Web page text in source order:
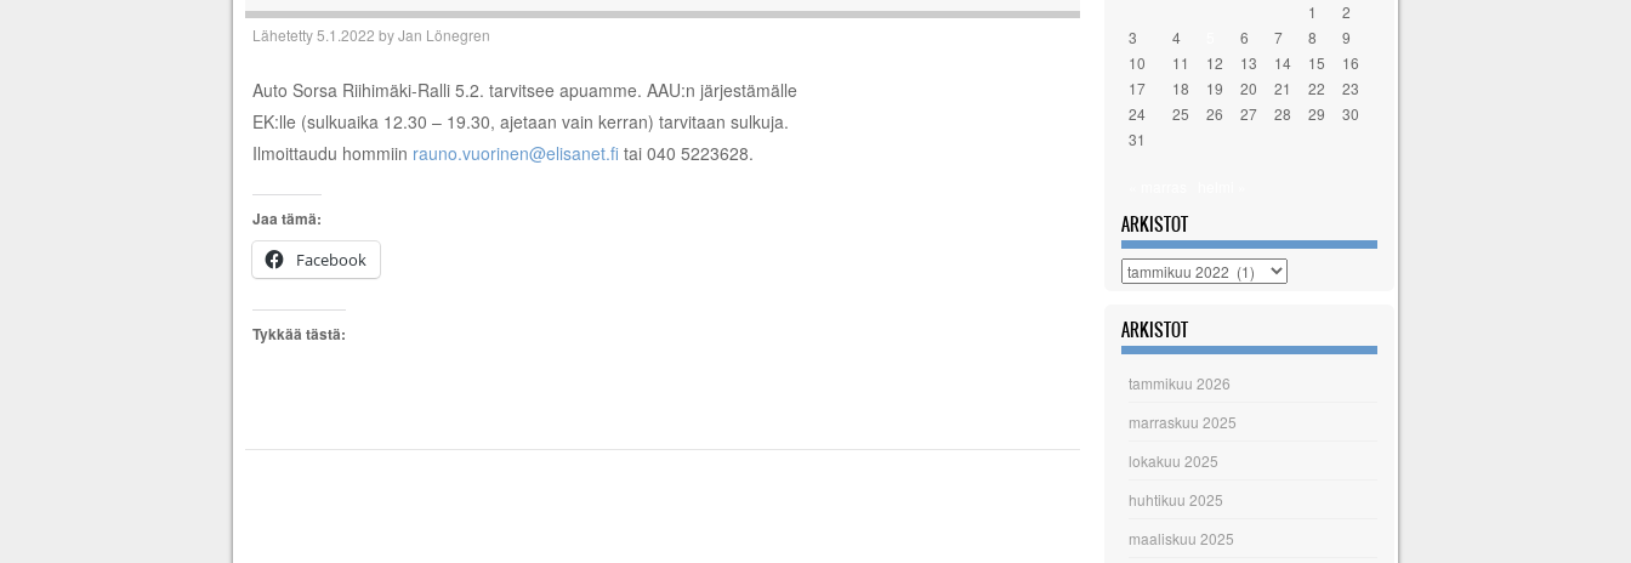
Lähetetty5.1.2022 byJan Lönegren
Auto Sorsa Riihimäki-Ralli 5.2. tarvitsee apuamme. AAU:n järjestämälle
EK:lle (sulkuaika 12.30 – 19.30, ajetaan vain kerran) tarvitaan sulkuja.
Ilmoittaudu hommiin rauno.vuorinen@elisanet.fi tai 040 5223628.
Jaa tämä:
Facebook
Tykkää tästä:
1
2
3
4 6 7 8
9
10
11 12 13 14 15
16
17
18 19 20 21 22
23
24
25 26 27 28 29
30
31
ARKISTOT
Arkistot
ARKISTOT
tammikuu 2026
marraskuu 2025
lokakuu 2025
huhtikuu 2025
maaliskuu 2025